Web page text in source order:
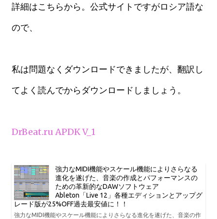
詳細はこちらから。公式サイトですがロシア語な
ので、
私は問題なくダウンロードできましたが、翻訳し
てよく読んでからダウンロードしましょう。
DrBeat.ru APDK V_1
強力なMIDI機能やスケール機能によりさらなる
進化を遂げた、音楽の作成とパフォーマンスの
ための革新的なDAWソフトウェア
Ableton「Live 12」各種エディションとアップグ
レード版が25%OFF過去最安値に！！
強力なMIDI機能やスケール機能によりさらなる進化を遂げた、音楽の作